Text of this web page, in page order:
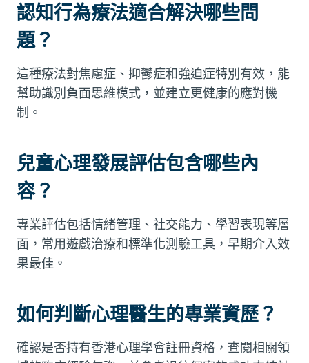
認知行為療法適合解決哪些問
題？
這種療法對焦慮症、抑鬱症和強迫症特別有效，能
幫助識別負面思維模式，並建立更健康的應對機
制。
兒童心理發展評估包含哪些內
容？
專業評估包括情緒管理、社交能力、學習表現等層
面，常用遊戲治療和標準化測驗工具，早期介入效
果最佳。
如何判斷心理醫生的專業資歷？
確認是否持有香港心理學會註冊資格，查閱相關領